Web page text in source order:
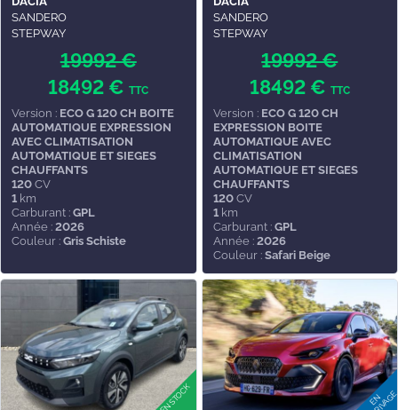
SANDERO
STEPWAY
19992 €
18492 €TTC
Version : ECO G 120 CH BOITE
AUTOMATIQUE EXPRESSION
AVEC CLIMATISATION
AUTOMATIQUE ET SIEGES
CHAUFFANTS
120 CV
1 km
Carburant : GPL
Année : 2026
Couleur : Gris Schiste
SANDERO
STEPWAY
19992 €
18492 € TTC
Version : ECO G 120 CH
EXPRESSION BOITE
AUTOMATIQUE AVEC
CLIMATISATION
AUTOMATIQUE ET SIEGES
CHAUFFANTS
120CV
1km
Carburant : GPL
Année : 2026
Couleur : Safari Beige